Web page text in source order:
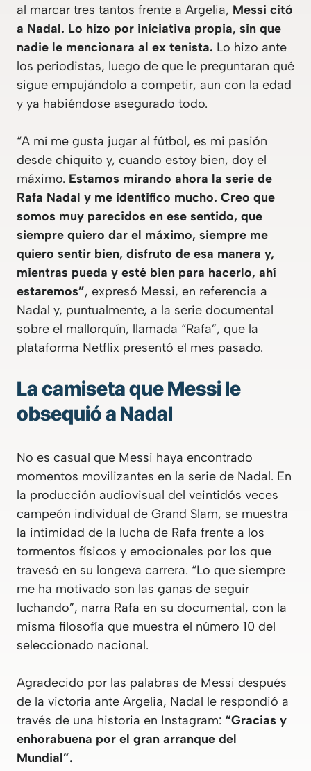
al marcar tres tantos frente a Argelia, Messi citó
a Nadal. Lo hizo por iniciativa propia, sin que
nadie le mencionara al ex tenista. Lo hizo ante
los periodistas, luego de que le preguntaran qué
sigue empujándolo a competir, aun con la edad
y ya habiéndose asegurado todo.
“A mí me gusta jugar al fútbol, es mi pasión
desde chiquito y, cuando estoy bien, doy el
máximo. Estamos mirando ahora la serie de
Rafa Nadal y me identifico mucho. Creo que
somos muy parecidos en ese sentido, que
siempre quiero dar el máximo, siempre me
quiero sentir bien, disfruto de esa manera y,
mientras pueda y esté bien para hacerlo, ahí
estaremos”, expresó Messi, en referencia a
Nadal y, puntualmente, a la serie documental
sobre el mallorquín, llamada “Rafa”, que la
plataforma Netflix presentó el mes pasado.
La camiseta que Messi le
obsequió a Nadal
No es casual que Messi haya encontrado
momentos movilizantes en la serie de Nadal. En
la producción audiovisual del veintidós veces
campeón individual de Grand Slam, se muestra
la intimidad de la lucha de Rafa frente a los
tormentos físicos y emocionales por los que
travesó en su longeva carrera. “Lo que siempre
me ha motivado son las ganas de seguir
luchando”, narra Rafa en su documental, con la
misma filosofía que muestra el número 10 del
seleccionado nacional.
Agradecido por las palabras de Messi después
de la victoria ante Argelia, Nadal le respondió a
través de una historia en Instagram: “Gracias y
enhorabuena por el gran arranque del
Mundial”.